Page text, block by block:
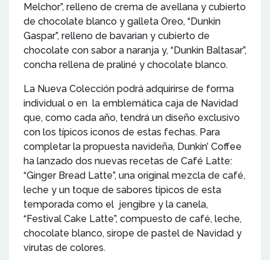
Melchor”, relleno de crema de avellana y cubierto
de chocolate blanco y galleta Oreo, “Dunkin
Gaspar”, relleno de bavarian y cubierto de
chocolate con sabor a naranja y, “Dunkin Baltasar”,
concha rellena de praliné y chocolate blanco.
La Nueva Colección podrá adquirirse de forma
individual o en la emblemática caja de Navidad
que, como cada año, tendrá un diseño exclusivo
con los típicos iconos de estas fechas. Para
completar la propuesta navideña, Dunkin’ Coffee
ha lanzado dos nuevas recetas de Café Latte:
“Ginger Bread Latte”, una original mezcla de café,
leche y un toque de sabores típicos de esta
temporada como el jengibre y la canela,
“Festival Cake Latte”, compuesto de café, leche,
chocolate blanco, sirope de pastel de Navidad y
virutas de colores.